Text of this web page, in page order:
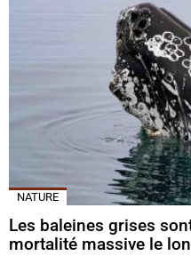
NATURE
Les baleines grises
mortalité massive le